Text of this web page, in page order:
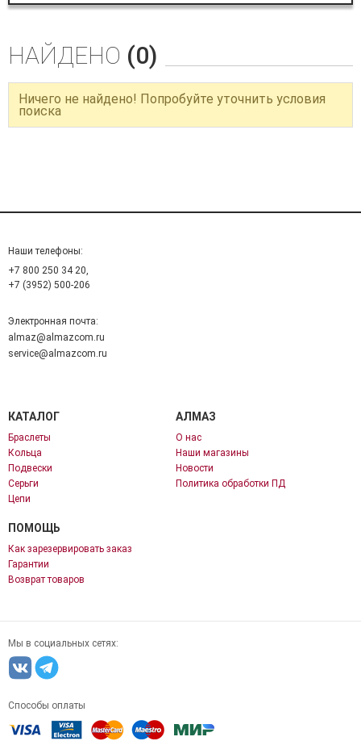
НАЙДЕНО (0)
Ничего не найдено! Попробуйте уточнить условия
поиска
Наши телефоны:
+7 800 250 34 20,
+7 (3952) 500-206
Электронная почта:
almaz@almazcom.ru
service@almazcom.ru
КАТАЛОГ
Браслеты
Кольца
Подвески
Серьги
Цепи
АЛМАЗ
О нас
Наши магазины
Новости
Политика обработки ПД
ПОМОЩЬ
Как зарезервировать заказ
Гарантии
Возврат товаров
Мы в социальных сетях:
Способы оплаты